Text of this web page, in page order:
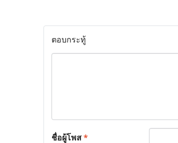
ตอบกระทู้
ชื่อผู้โพส*